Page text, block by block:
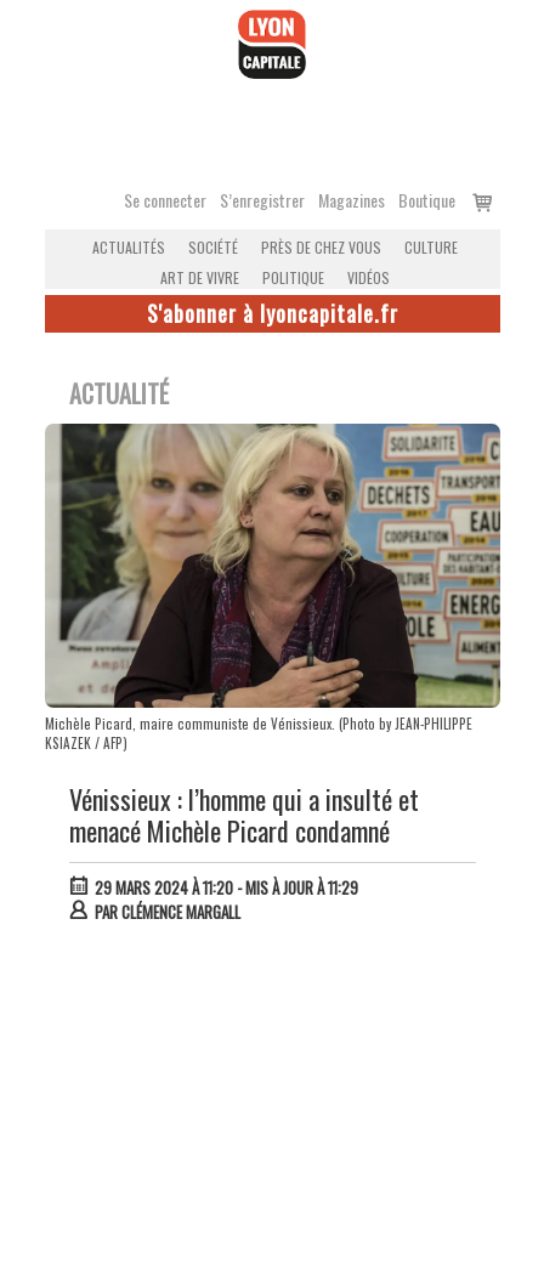
Se connecter S’enregistrer Magazines Boutique
Voir
ACTUALITÉS SOCIÉTÉ PRÈS DE CHEZ VOUS
CULTURE
ART DE VIVRE
POLITIQUE VIDÉOS
S'abonner à lyoncapitale.fr
ACTUALITÉ
Michèle Picard, maire communiste de Vénissieux. (Photo by JEAN-PHILIPPE
KSIAZEK / AFP)
Vénissieux : l’homme qui a insulté et
menacé Michèle Picard condamné
29 MARS 2024 À 11:20- MIS À JOUR À 11:29
PARCLÉMENCE MARGALL